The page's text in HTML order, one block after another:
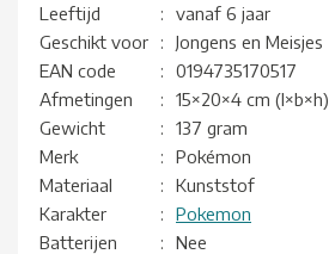
Leeftijd :
vanaf 6 jaar
Geschikt voor
:
Jongens en Meisjes
EAN code
:
0194735170517
Afmetingen
:
15×20×4 cm (l×b×h)
Gewicht
:
137 gram
Merk
:
Pokémon
Materiaal
:
Kunststof
Karakter
:
Pokemon
Batterijen
:
Nee